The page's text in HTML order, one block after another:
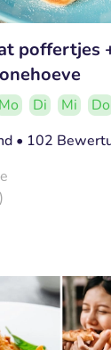
poffertjes
Mo Di Mi Do
• 102